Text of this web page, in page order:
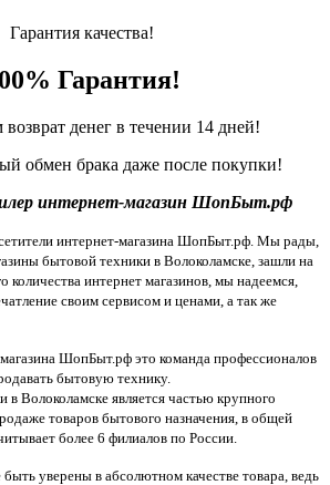
Гарантия качества!
Гарантия!
возврат денег в течении 14 дней!
обмен брака даже после покупки!
интернет-магазин ШопБыт.рф
интернет-магазина ШопБыт.рф. Мы рады,
бытовой техники в Волоколамске, зашли на
интернет магазинов, мы надеемся,
своим сервисом и ценами, а так же
ШопБыт.рф это команда профессионалов
бытовую технику.
Волоколамске является частью крупного
товаров бытового назначения, в общей
более 6 филиалов по России.
уверены в абсолютном качестве товара, ведь